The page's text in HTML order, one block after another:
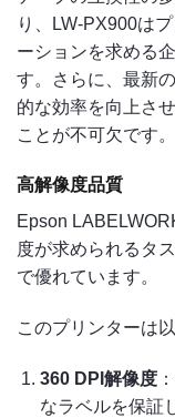
り、LW-PX900は
ーションを求める
す。さらに、最新
的な効率を向上さ
ことが不可欠です。
高解像度品質
Epson
度が求められるタ
で優れています。
このプリンターは
360 DPI解像度
なラベルを保証